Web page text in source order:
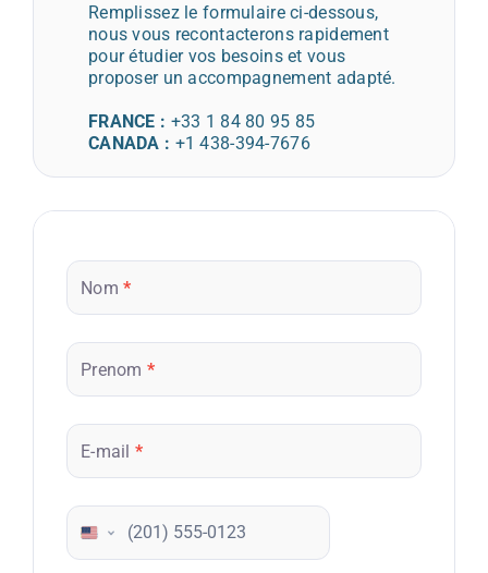
Remplissez le formulaire ci-dessous,
nous vous recontacterons rapidement
pour étudier vos besoins et vous
proposer un accompagnement adapté.
FRANCE : +33 1 84 80 95 85
CANADA : +1 438-394-7676
Contact
site
platformeasy
Nom*
Prenom *
E-mail *
Téléphone